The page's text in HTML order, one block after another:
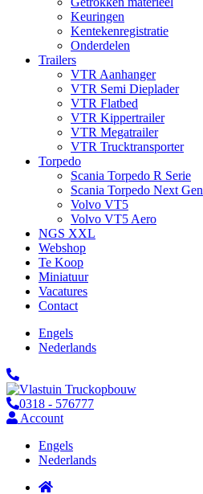
Keuringen
Kentekenregistratie
Onderdelen
Trailers
VTR Aanhanger
VTR Semi Dieplader
VTR Flatbed
VTR Kippertrailer
VTR Megatrailer
VTR Trucktransporter
Torpedo
Scania Torpedo R Serie
Scania Torpedo Next Gen
Volvo VT5
Volvo VT5 Aero
NGS XXL
Webshop
Te Koop
Miniatuur
Vacatures
Contact
Engels
Nederlands
0318 - 576777
Account
Engels
Nederlands